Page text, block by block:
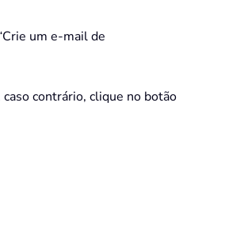
um e-mail de
contrário, clique no botão